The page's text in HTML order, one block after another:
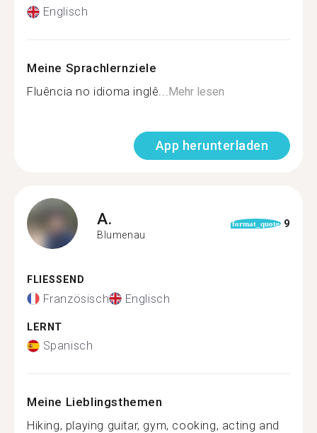
Englisch
Meine Sprachlernziele
Fluência no idioma inglê...Mehr lesen
App herunterladen
A.
Blumenau
format_quote 9
FLIESSEND
Französisch Englisch
LERNT
Spanisch
Meine Lieblingsthemen
Hiking, playing guitar, gym, cooking, acting and